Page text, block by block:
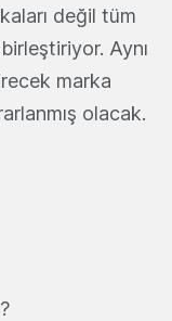
değil tüm
Aynı
marka
olacak.